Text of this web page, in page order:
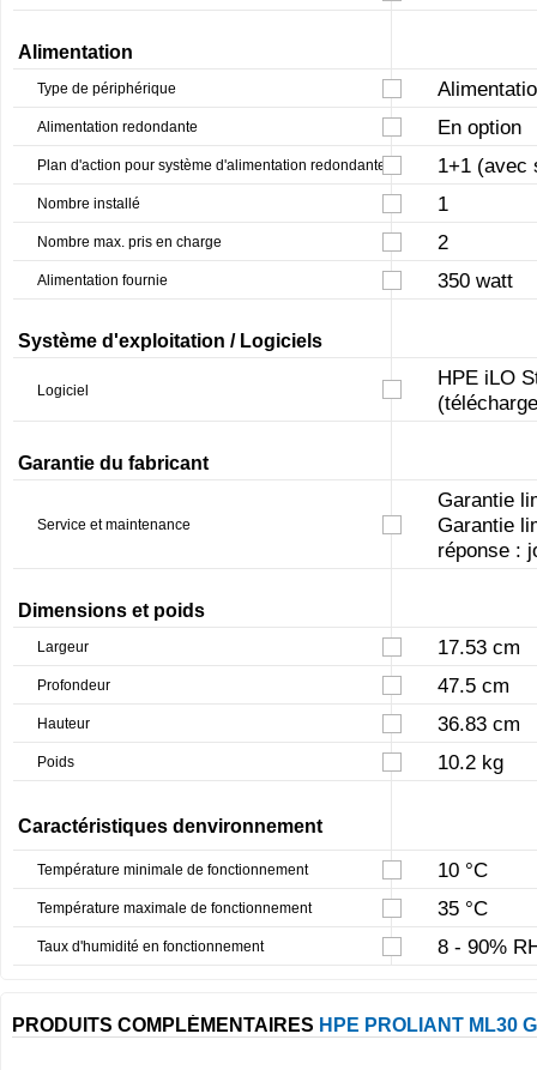
Alimentation
Type de périphérique
Alimentation redondante En option
Plan d'action pour système d'alimentation redondante 1+1 (avec
Nombre installé 1
Nombre max. pris en charge 2
Alimentation fournie 350 watt
Système d'exploitation / Logiciels
Logiciel
HPE iLO
Garantie du fabricant
Service et maintenance
Garantie
Garantie
réponse :
Dimensions et poids
Largeur 17.53 cm
Profondeur 47.5 cm
Hauteur 36.83 cm
Poids 10.2 kg
Caractéristiques denvironnement
Température minimale de fonctionnement 10 °C
Température maximale de fonctionnement 35 °C
Taux d'humidité en fonctionnement 8 - 90%
PRODUITS COMPLÉMENTAIRES HPE PROLIANT ML30